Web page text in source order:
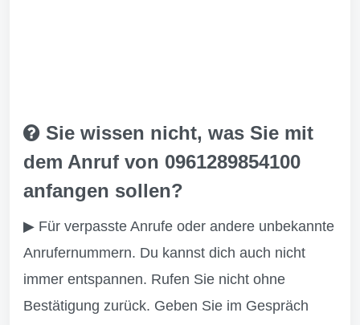
Sie wissen nicht, was Sie mit
dem Anruf von 0961289854100
anfangen sollen?
▶ Für verpasste Anrufe oder andere unbekannte
Anrufernummern. Du kannst dich auch nicht
immer entspannen. Rufen Sie nicht ohne
Bestätigung zurück. Geben Sie im Gespräch